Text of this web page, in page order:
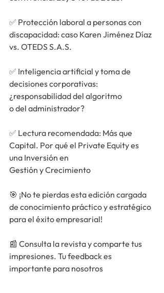
✅ Protección laboral a personas con
discapacidad: caso Karen Jiménez Díaz
vs. OTEDS S.A.S.
✅ Inteligencia artificial y toma de
decisiones corporativas:
¿responsabilidad del algoritmo
o del administrador?
✅ Lectura recomendada: Más que
Capital. Por qué el Private Equity es
una Inversión en
Gestión y Crecimiento
🎯 ¡No te pierdas esta edición cargada
de conocimiento práctico y estratégico
para el éxito empresarial!
📰 Consulta la revista y comparte tus
impresiones. Tu feedback es
importante para nosotros